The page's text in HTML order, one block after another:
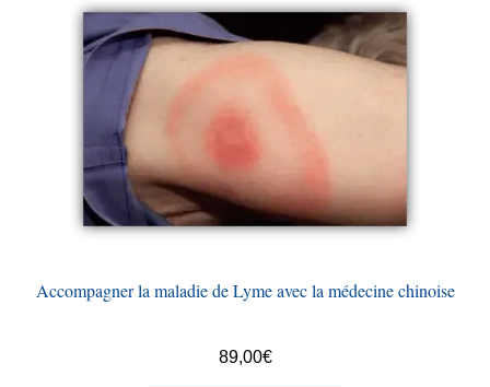
Accompagner la maladie de Lyme avec la médecine chinoise
89,00€